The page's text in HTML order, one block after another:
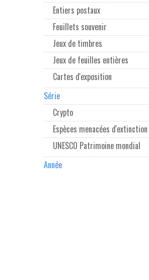
Entiers postaux
Feuillets souvenir
Jeux de timbres
Jeux de feuilles entières
Cartes d'exposition
Série
Crypto
Espèces menacées d'extinction
UNESCO Patrimoine mondial
Année